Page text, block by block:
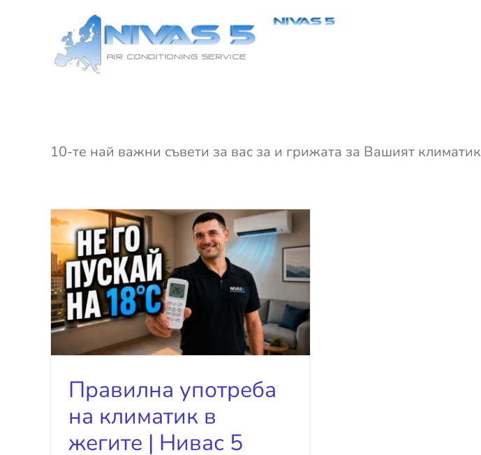
10-те най важни съвети за вас за и грижата за Вашият климатик
Правилна употреба
на климатик в
жегите | Нивас 5